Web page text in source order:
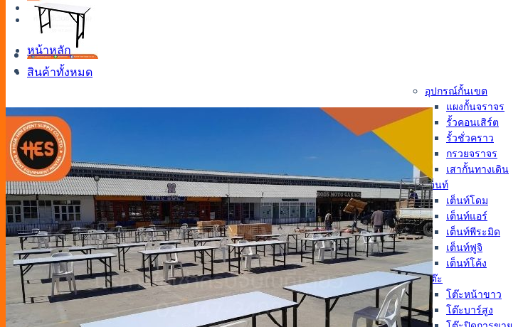
Catalog
Line
หน้าหลัก
สินค้าทั้งหมด
อุปกรณ์กั้นเขต
แผงกั้นจราจร
รั้วคอนเสิร์ต
รั้วชั่วคราว
กรวยจราจร
เสากั้นทางเดิน
เต็นท์
เต็นท์โดม
เต็นท์แอร์
เต็นท์พีระมิด
เต็นท์ฟูจิ
เต็นท์โค้ง
โต๊ะ
โต๊ะหน้าขาว
โต๊ะบาร์สูง